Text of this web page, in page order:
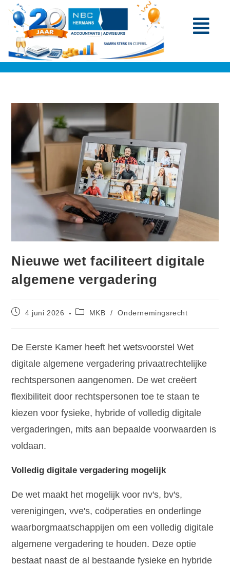
Nieuwe wet faciliteert digitale
algemene vergadering
4 juni 2026 MKB / Ondernemingsrecht
De Eerste Kamer heeft het wetsvoorstel Wet
digitale algemene vergadering privaatrechtelijke
rechtspersonen aangenomen. De wet creëert
flexibiliteit door rechtspersonen toe te staan te
kiezen voor fysieke, hybride of volledig digitale
vergaderingen, mits aan bepaalde voorwaarden is
voldaan.
Volledig digitale vergadering mogelijk
De wet maakt het mogelijk voor nv's, bv's,
verenigingen, vve's, coöperaties en onderlinge
waarborgmaatschappijen om een volledig digitale
algemene vergadering te houden. Deze optie
bestaat naast de al bestaande fysieke en hybride